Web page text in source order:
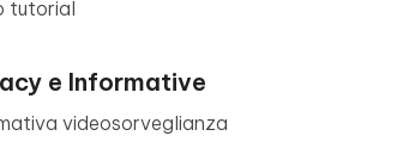
tutorial
e Informative
videosorveglianza